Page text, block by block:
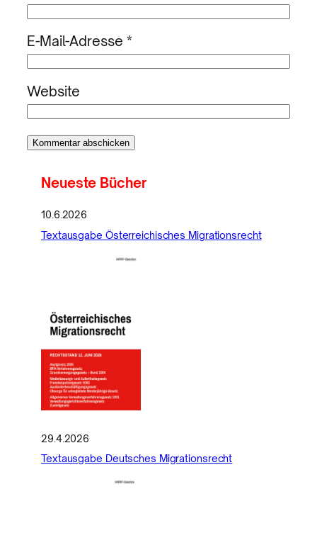
E-Mail-Adresse *
Website
Neueste Bücher
10.6.2026
Textausgabe Österreichisches Migrationsrecht
29.4.2026
Textausgabe Deutsches Migrationsrecht